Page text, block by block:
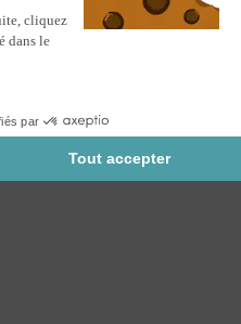
PANIER